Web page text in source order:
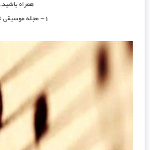
همراه باشید.
۱- مجله موسیقی نوت فا